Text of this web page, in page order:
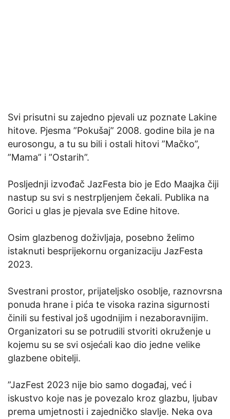
Svi prisutni su zajedno pjevali uz poznate Lakine
hitove. Pjesma ”Pokušaj” 2008. godine bila je na
eurosongu, a tu su bili i ostali hitovi ”Mačko”,
”Mama” i ”Ostarih”.
Posljednji izvođač JazFesta bio je Edo Maajka čiji
nastup su svi s nestrpljenjem čekali. Publika na
Gorici u glas je pjevala sve Edine hitove.
Osim glazbenog doživljaja, posebno želimo
istaknuti besprijekornu organizaciju JazFesta
2023.
Svestrani prostor, prijateljsko osoblje, raznovrsna
ponuda hrane i pića te visoka razina sigurnosti
činili su festival još ugodnijim i nezaboravnijim.
Organizatori su se potrudili stvoriti okruženje u
kojemu su se svi osjećali kao dio jedne velike
glazbene obitelji.
”JazFest 2023 nije bio samo događaj, već i
iskustvo koje nas je povezalo kroz glazbu, ljubav
prema umjetnosti i zajedničko slavlje. Neka ova